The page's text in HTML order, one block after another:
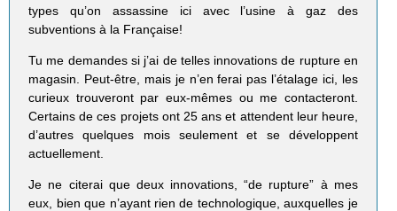
types qu’on assassine ici avec l’usine à gaz des
subventions à la Française!
Tu me demandes si j’ai de telles innovations de rupture en
magasin. Peut-être, mais je n’en ferai pas l’étalage ici, les
curieux trouveront par eux-mêmes ou me contacteront.
Certains de ces projets ont 25 ans et attendent leur heure,
d’autres quelques mois seulement et se développent
actuellement.
Je ne citerai que deux innovations, “de rupture” à mes
eux, bien que n’ayant rien de technologique, auxquelles je